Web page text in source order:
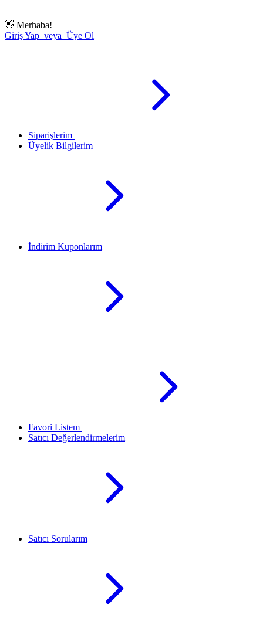
👋 Merhaba!
Giriş Yap veya Üye Ol
Siparişlerim
Üyelik Bilgilerim
İndirim Kuponlarım
Favori Listem
Satıcı Değerlendirmelerim
Satıcı Sorularım